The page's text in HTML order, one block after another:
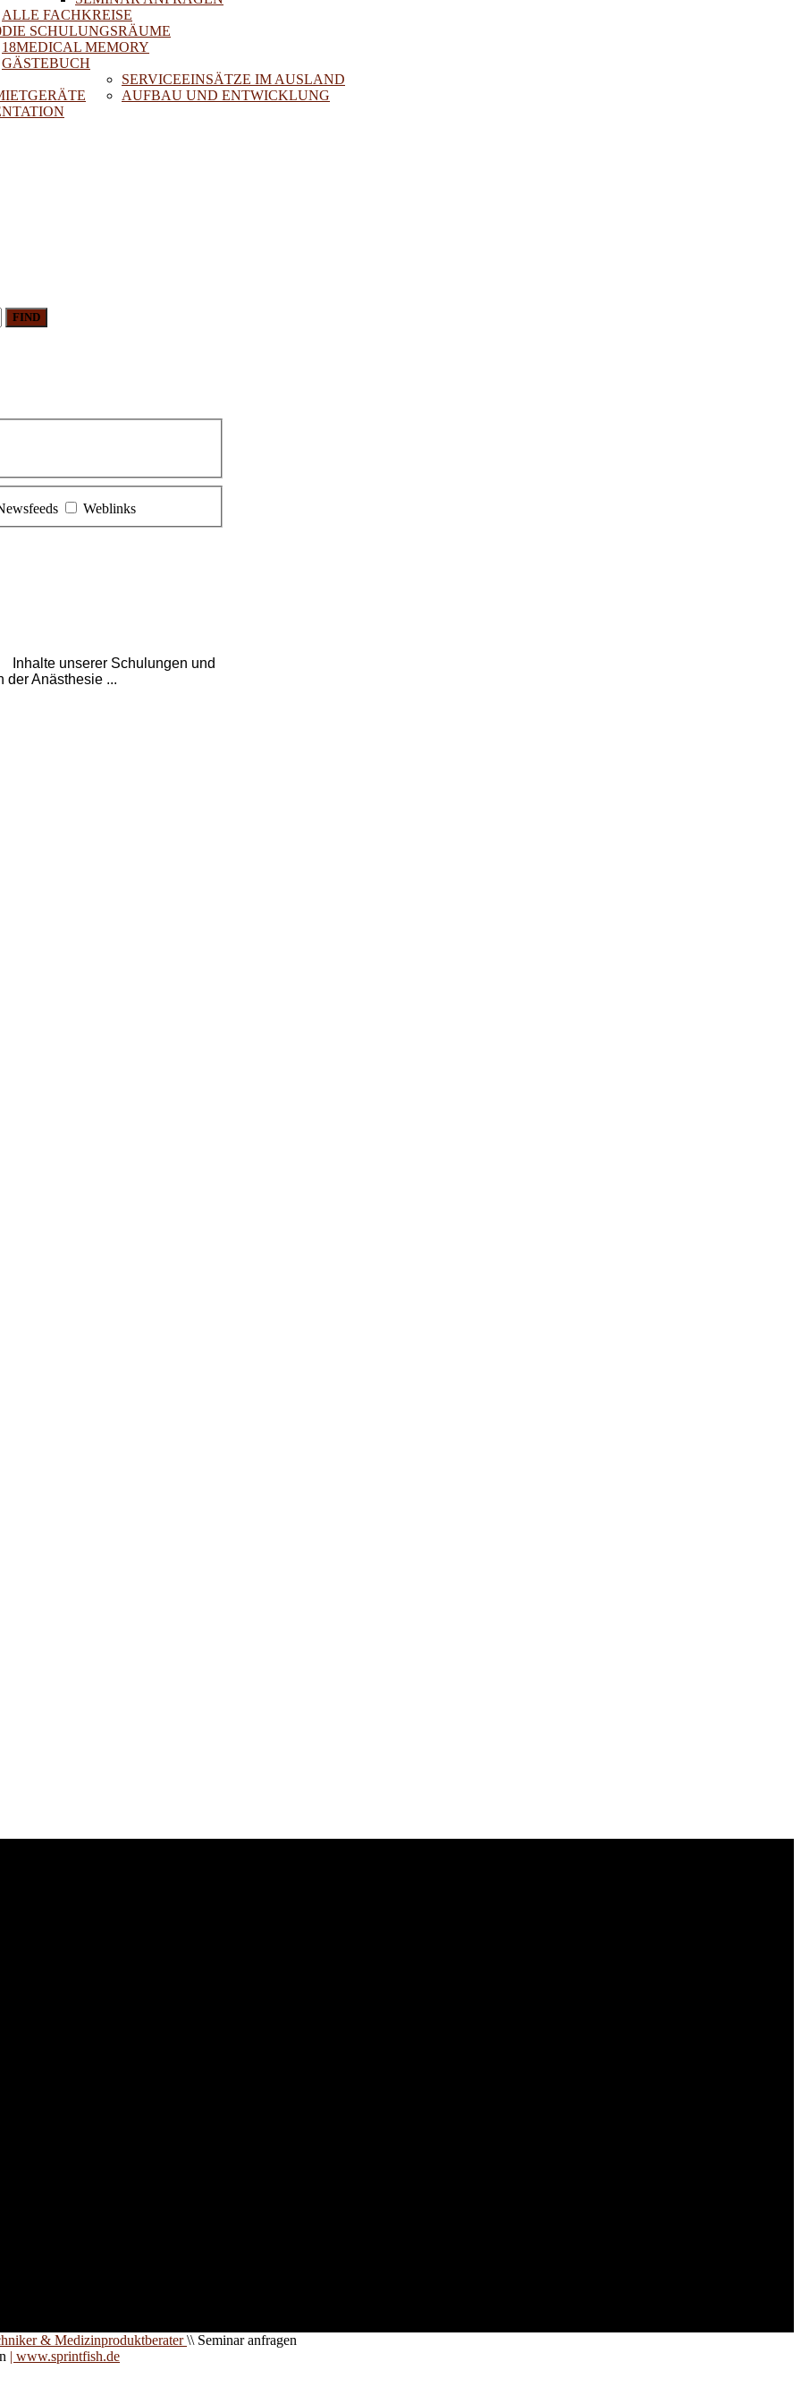
ALLE FACHKREISE
DIE SCHULUNGSRÄUME
18MEDICAL MEMORY
GÄSTEBUCH
SERVICEEINSÄTZE IM AUSLAND
AUFBAU UND ENTWICKLUNG
FIND
Weblinks
Inhalte unserer Schulungen und
der Anästhesie ...
& Medizinproduktberater\\ Seminar anfragen
| www.sprintfish.de